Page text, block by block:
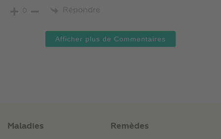
0 Répondre
Afficher plus de Commentaires
Maladies Remèdes